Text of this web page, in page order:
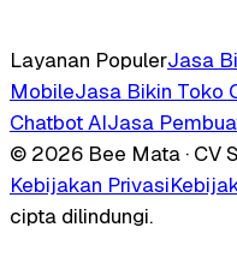
Layanan PopulerJasa
MobileJasa Bikin Toko
Chatbot AIJasa
© 2026 Bee Mata · CV
Kebijakan Privasi
cipta dilindungi.